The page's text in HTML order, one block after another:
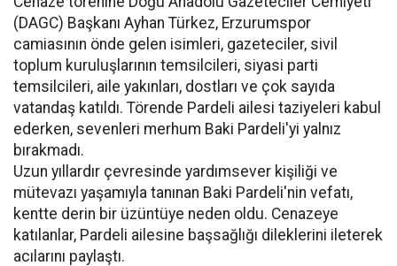
(DAGC) Başkanı Ayhan Türkez, Erzurumspor
camiasının önde gelen isimleri, gazeteciler, sivil
toplum kuruluşlarının temsilcileri, siyasi parti
temsilcileri, aile yakınları, dostları ve çok sayıda
vatandaş katıldı. Törende Pardeli ailesi taziyeleri kabul
ederken, sevenleri merhum Baki Pardeli'yi yalnız
bırakmadı.
Uzun yıllardır çevresinde yardımsever kişiliği ve
mütevazı yaşamıyla tanınan Baki Pardeli'nin vefatı,
kentte derin bir üzüntüye neden oldu. Cenazeye
katılanlar, Pardeli ailesine başsağlığı dileklerini ileterek
acılarını paylaştı.